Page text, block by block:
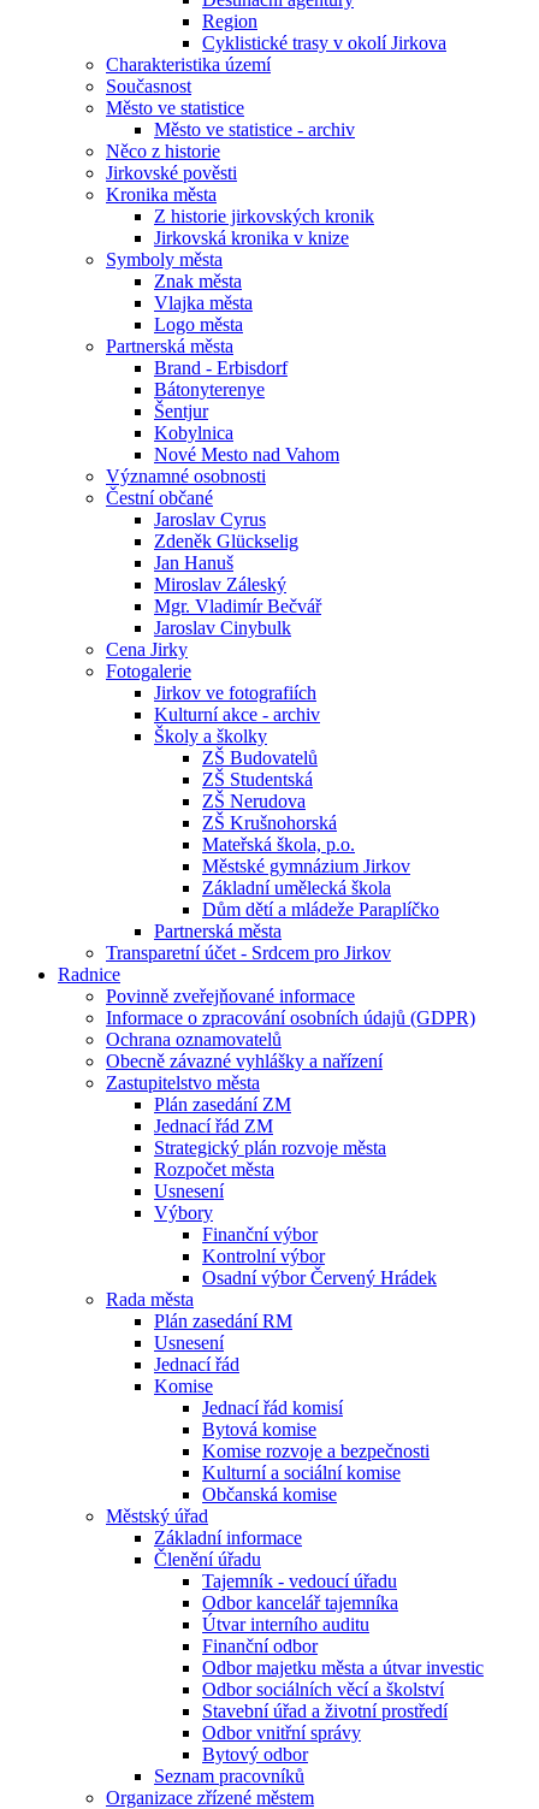
Region
Cyklistické trasy v okolí Jirkova
Charakteristika území
Současnost
Město ve statistice
Město ve statistice - archiv
Něco z historie
Jirkovské pověsti
Kronika města
Z historie jirkovských kronik
Jirkovská kronika v knize
Symboly města
Znak města
Vlajka města
Logo města
Partnerská města
Brand - Erbisdorf
Bátonyterenye
Šentjur
Kobylnica
Nové Mesto nad Vahom
Významné osobnosti
Čestní občané
Jaroslav Cyrus
Zdeněk Glückselig
Jan Hanuš
Miroslav Záleský
Mgr. Vladimír Bečvář
Jaroslav Cinybulk
Cena Jirky
Fotogalerie
Jirkov ve fotografiích
Kulturní akce - archiv
Školy a školky
ZŠ Budovatelů
ZŠ Studentská
ZŠ Nerudova
ZŠ Krušnohorská
Mateřská škola, p.o.
Městské gymnázium Jirkov
Základní umělecká škola
Dům dětí a mládeže Paraplíčko
Partnerská města
Transparetní účet - Srdcem pro Jirkov
Radnice
Povinně zveřejňované informace
Informace o zpracování osobních údajů (GDPR)
Ochrana oznamovatelů
Obecně závazné vyhlášky a nařízení
Zastupitelstvo města
Plán zasedání ZM
Jednací řád ZM
Strategický plán rozvoje města
Rozpočet města
Usnesení
Výbory
Finanční výbor
Kontrolní výbor
Osadní výbor Červený Hrádek
Rada města
Plán zasedání RM
Usnesení
Jednací řád
Komise
Jednací řád komisí
Bytová komise
Komise rozvoje a bezpečnosti
Kulturní a sociální komise
Občanská komise
Městský úřad
Základní informace
Členění úřadu
Tajemník - vedoucí úřadu
Odbor kancelář tajemníka
Útvar interního auditu
Finanční odbor
Odbor majetku města a útvar investic
Odbor sociálních věcí a školství
Stavební úřad a životní prostředí
Odbor vnitřní správy
Bytový odbor
Seznam pracovníků
Organizace zřízené městem